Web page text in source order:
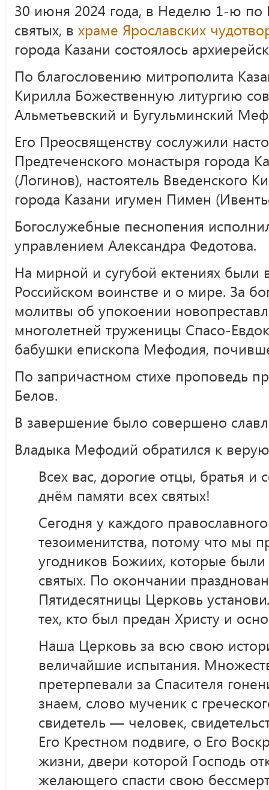
30 июня 2024 года, в Неделю 1-ю по
святых, в храме Ярославских
города Казани состоялось
По благословению митрополита
Кирилла Божественную литургию
Альметьевский и Бугульминский
Его Преосвященству сослужили
Предтеченского монастыря города
(Логинов), настоятель Введенского
города Казани игумен Пимен
Богослужебные песнопения
управлением Александра Федотова.
На мирной и сугубой ектениях были
Российском воинстве и о мире. За
молитвы об упокоении
многолетней труженицы Спасо-
бабушки епископа Мефодия,
По запричастном стихе проповедь
Белов.
В завершение было совершено
Владыка Мефодий обратился к
Всех вас, дорогие отцы, братья и
днём памяти всех святых!
Сегодня у каждого
тезоименитства, потому что мы
угодников Божиих, которые
святых. По окончании
Пятидесятницы Церковь
тех, кто был предан Христу и
Наша Церковь за всю свою
величайшие испытания.
претерпевали за Спасителя
знаем, слово мученик с
свидетель — человек,
Его Крестном подвиге, о Его
жизни, двери которой Господь
желающего спасти свою